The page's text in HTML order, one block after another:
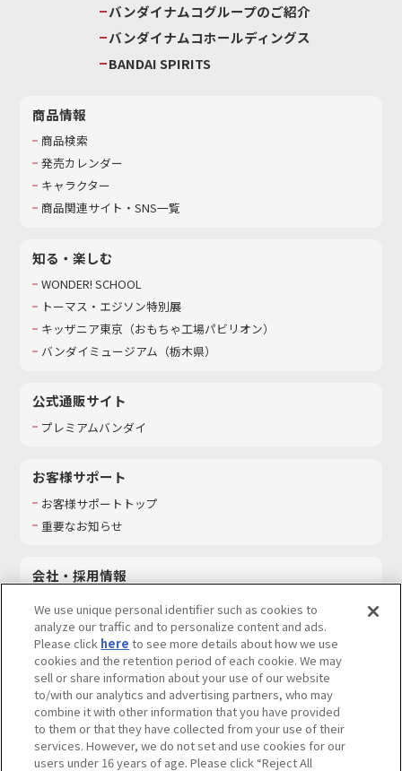
バンダイナムコグループのご紹介
バンダイナムコホールディングス
BANDAI SPIRITS
商品情報
商品検索
発売カレンダー
キャラクター
商品関連サイト・SNS一覧
知る・楽しむ
WONDER! SCHOOL
トーマス・エジソン特別展
キッザニア東京（おもちゃ工場パビリオン）​
バンダイミュージアム（栃木県）
公式通販サイト
プレミアムバンダイ
お客様サポート
お客様サポートトップ
重要なお知らせ
会社・採用情報
採用情報
サステナビリティ
お問い合わせ
ウェブサイトご利用条件 ソーシャルメディアポリシー
We use unique personal identifier such as cookies to
analyze our traffic and to personalize content and ads.
Please click here to see more details about how we use
cookies and the retention period of each cookie. We may
sell or share information about your use of our website
to/with our analytics and advertising partners, who may
combine it with other information that you have provided
to them or that they have collected from your use of their
services. However, we do not set and use cookies for our
users under 16 years of age. Please click “Reject All